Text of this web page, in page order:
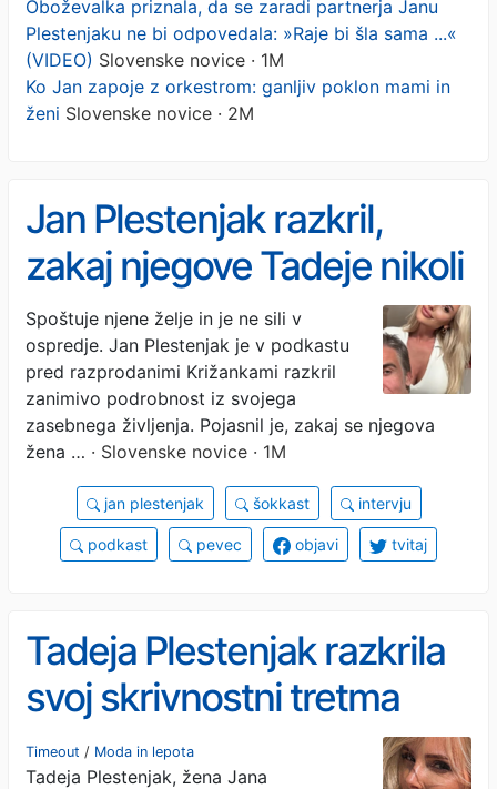
Oboževalka priznala, da se zaradi partnerja Janu
Plestenjaku ne bi odpovedala: »Raje bi šla sama ...«
(VIDEO) Slovenske novice · 1M
Ko Jan zapoje z orkestrom: ganljiv poklon mami in
ženi Slovenske novice · 2M
Jan Plestenjak razkril,
zakaj njegove Tadeje nikoli
ne vidimo pred
mikrofonom (VIDEO)
Spoštuje njene želje in je ne sili v
ospredje. Jan Plestenjak je v podkastu
pred razprodanimi Križankami razkril
zanimivo podrobnost iz svojega
zasebnega življenja. Pojasnil je, zakaj se njegova
žena … · Slovenske novice · 1M
jan plestenjak šokkast intervju
podkast pevec objavi tvitaj
Tadeja Plestenjak razkrila
svoj skrivnostni tretma
proti staranju
Timeout / Moda in lepota
Tadeja Plestenjak, žena Jana